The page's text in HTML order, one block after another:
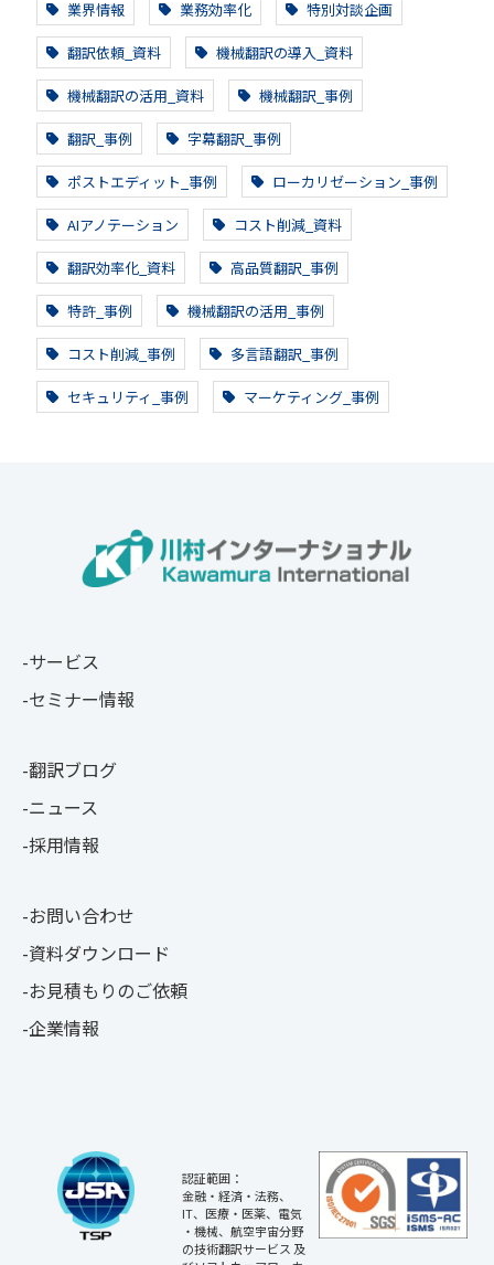
業界情報 業務効率化 特別対談企画
翻訳依頼_資料 機械翻訳の導入_資料
機械翻訳の活用_資料 機械翻訳_事例
翻訳_事例 字幕翻訳_事例
ポストエディット_事例 ローカリゼーション_事例
AIアノテーション コスト削減_資料
翻訳効率化_資料 高品質翻訳_事例
特許_事例 機械翻訳の活用_事例
コスト削減_事例 多言語翻訳_事例
セキュリティ_事例 マーケティング_事例
サービス
セミナー情報
翻訳ブログ
ニュース
採用情報
お問い合わせ
資料ダウンロード
お見積もりのご依頼
企業情報
認証範囲：
金融・経済・法務、
IT、医療・医薬、電気
・機械、航空宇宙分野
の技術翻訳サービス 及